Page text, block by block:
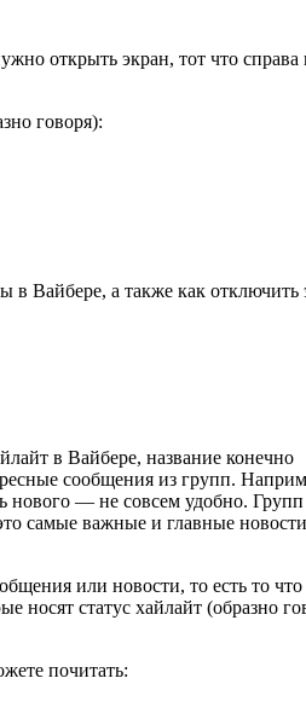
открыть экран, тот что справа
говоря):
Вайбере, а также как отключить
в Вайбере, название конечно
сообщения из групп.
нового — не совсем удобно. Групп
самые важные и главные новости
или новости, то есть то что
носят статус хайлайт (образно
почитать: